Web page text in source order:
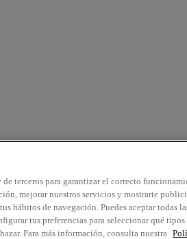
terceros para garantizar el correcto
mejorar nuestros servicios y mostrarte
hábitos de navegación. Puedes aceptar todas
tus preferencias para seleccionar qué tipos
Para más información, consulta nuestra